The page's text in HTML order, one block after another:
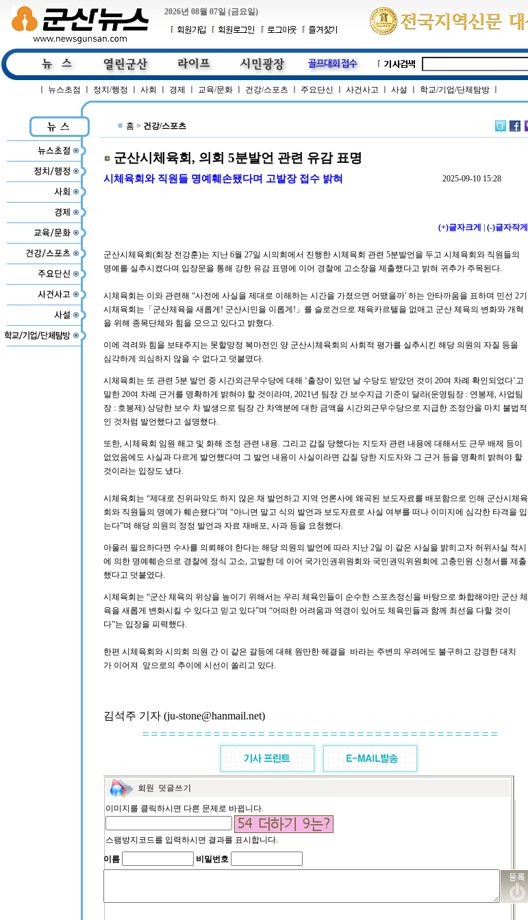
2026년 08월 07일 (금요일)
뉴스초점 정치/행정 사회 경제 교육/문화 건강/스포츠 주요단신 사건사고 사설 학교/기업/단체탐방
홈 > 건강/스포츠
군산시체육회, 의회 5분발언 관련 유감 표명
시체육회와 직원들 명예훼손됐다며 고발장 접수 밝혀 2025-09-10 15:28
(+)글자크게 (-)글자작게
군산시체육회(회장 전강훈)는 지난 6월 27일 시의회에서 진행한 시체육회 관련 5분발언을 두고 시체육회와 직원들의
명예를 실추시켰다며 입장문을 통해 강한 유감 표명에 이어 경찰에 고소장을 제출했다고 밝혀 귀추가 주목된다.
시체육회는 이와 관련해 “사전에 사실을 제대로 이해하는 시간을 가졌으면 어땠을까' 하는 안타까움을 표하며 민선 2기
시채육회는「군산체육을 새롭게! 군산시민을 이롭게!」를 슬로건으로 체육카르텔을 없애고 군산 체육의 변화와 개혁
을 위해 종목단체와 힘을 모으고 있다고 밝혔다.
이에 격려와 힘을 보태주지는 못할망정 복마전인 양 군산시체육회의 사회적 평가를 실추시킨 해당 의원의 자질 등을
심각하게 의심하지 않을 수 없다고 덧붙였다.
시체육회는 또 관련 5분 발언 중 시간외근무수당에 대해 ‘출장이 있던 날 수당도 받았던 것이 20여 차례 확인되었다’고
말한 20여 차례 근거를 명확하게 밝혀야 할 것이라며, 2021년 팀장 간 보수지급 기준이 달라(운영팀장 : 연봉제, 사업팀
장 : 호봉제) 상당한 보수 차 발생으로 팀장 간 차액분에 대한 금액을 시간외근무수당으로 지급한 조정안을 마치 불법적
인 것처럼 발언했다고 설명했다.
또한, 시체육회 임원 해고 및 화해 조정 관련 내용. 그리고 갑질 당했다는 지도자 관련 내용에 대해서도 근무 배제 등이
없었음에도 사실과 다르게 발언했다며 그 발언 내용이 사실이라면 갑질 당한 지도자와 그 근거 등을 명확히 밝혀야 할
것이라는 입장도 냈다.
시체육회는 “제대로 진위파악도 하지 않은 채 발언하고 지역 언론사에 왜곡된 보도자료를 배포함으로 인해 군산시체육
회와 직원들의 명예가 훼손됐다”며 “아니면 말고 식의 발언과 보도자료로 사실 여부를 떠나 이미지에 심각한 타격을 입
는다”며 해당 의원의 정정 발언과 자료 재배포, 사과 등을 요청했다.
아울러 필요하다면 수사를 의뢰해야 한다는 해당 의원의 발언에 따라 지난 2일 이 같은 사실을 밝히고자 허위사실 적시
에 의한 명예훼손으로 경찰에 정식 고소, 고발한 데 이어 국가인권위원회와 국민권익위원회에 고충민원 신청서를 제출
했다고 덧붙였다.
시체육회는 “군산 체육의 위상을 높이기 위해서는 우리 체육인들이 순수한 스포츠정신을 바탕으로 화합해야만 군산 체
육을 새롭게 변화시킬 수 있다고 믿고 있다”며 “어떠한 어려움과 역경이 있어도 체육인들과 함께 최선을 다할 것이
다”는 입장을 피력했다.
한편 시체육회와 시의회 의원 간 이 같은 갈등에 대해 원만한 헤결을 바라는 주변의 우려에도 불구하고 강경한 대치
가 이어져 앞으로의 추이에 시선이 쏠리고 있다.
김석주 기자 (ju-stone@hanmail.net)
이미지를 클릭하시면 다른 문제로 바뀝니다.
스팸방지코드를 입력하시면 결과를 표시합니다.
이름
비밀번호